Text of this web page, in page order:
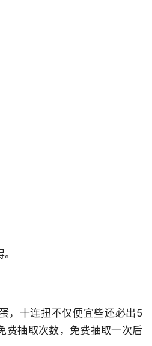
，十连扭不仅便宜些还必出5
费抽取次数，免费抽取一次后